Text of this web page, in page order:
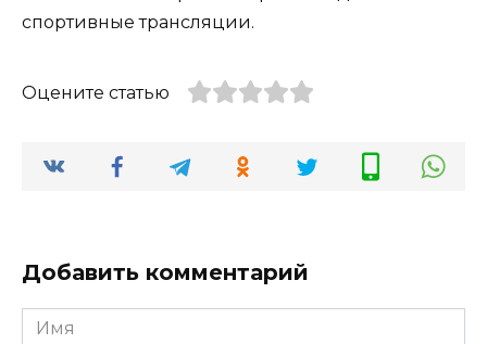
спортивные трансляции.
Оцените статью
Добавить комментарий
Имя